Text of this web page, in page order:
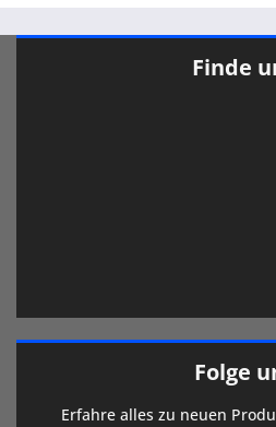
Finde
Folge
Erfahre alles zu neuen